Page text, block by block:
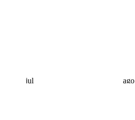
jul ago